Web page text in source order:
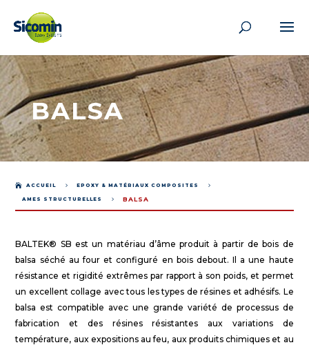
BALSA
 ACCUEIL 5 EPOXY & MATÉRIAUX COMPOSITES 5
AMES STRUCTURELLES 5 BALSA
BALTEK® SB est un matériau d’âme produit à partir de bois de
balsa séché au four et configuré en bois debout. Il a une haute
résistance et rigidité extrêmes par rapport à son poids, et permet
un excellent collage avec tous les types de résines et adhésifs. Le
balsa est compatible avec une grande variété de processus de
fabrication et des résines résistantes aux variations de
température, aux expositions au feu, aux produits chimiques et au